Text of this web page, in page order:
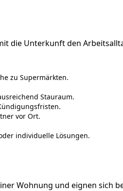
die Unterkunft den
zu Supermärkten.
Stauraum.
vor Ort.
individuelle Lösungen.
Wohnung und eignen sich